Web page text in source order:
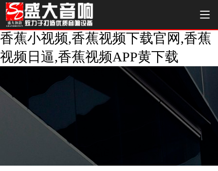
香蕉小视频,香蕉视频下载官网,香蕉
视频日逼,香蕉视频APP黄下载